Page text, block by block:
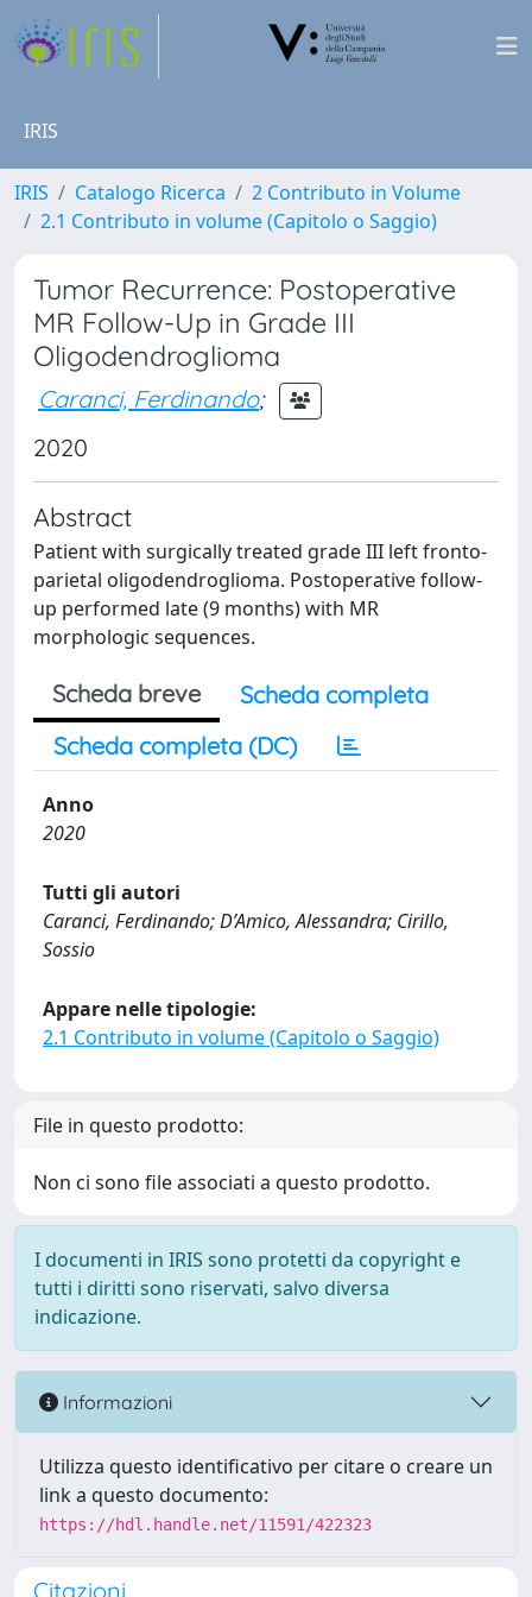
IRIS
IRIS Catalogo Ricerca
2 Contributo in Volume
2.1 Contributo in volume (Capitolo o Saggio)
Tumor Recurrence: Postoperative
MR Follow-Up in Grade III
Oligodendroglioma
Caranci, Ferdinando;
2020
Abstract
Patient with surgically treated grade III left fronto-
parietal oligodendroglioma. Postoperative follow-
up performed late (9 months) with MR
morphologic sequences.
Scheda breve
Scheda completa
Scheda completa (DC)
Anno
2020
Tutti gli autori
Caranci, Ferdinando; D’Amico, Alessandra; Cirillo,
Sossio
Appare nelle tipologie:
2.1 Contributo in volume (Capitolo o Saggio)
File in questo prodotto:
Non ci sono file associati a questo prodotto.
I documenti in IRIS sono protetti da copyright e
tutti i diritti sono riservati, salvo diversa
indicazione.
Informazioni
Utilizza questo identificativo per citare o creare un
link a questo documento:
https://hdl.handle.net/11591/422323
Citazioni